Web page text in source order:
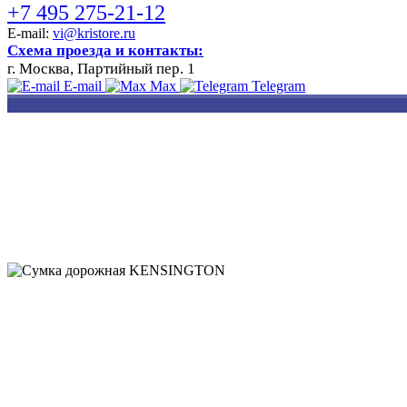
+7 495 275-21-12
E-mail: vi@kristore.ru
Схема проезда и контакты:
г. Москва, Партийный пер. 1
E-mail Max Telegram